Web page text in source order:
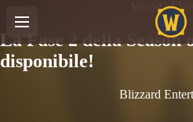
World of
La Fase 2 della Season
disponibile!
Blizzard